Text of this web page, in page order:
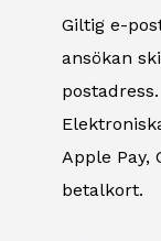
Giltig e-
ansökan
postadress.
Apple Pay,
betalkort.